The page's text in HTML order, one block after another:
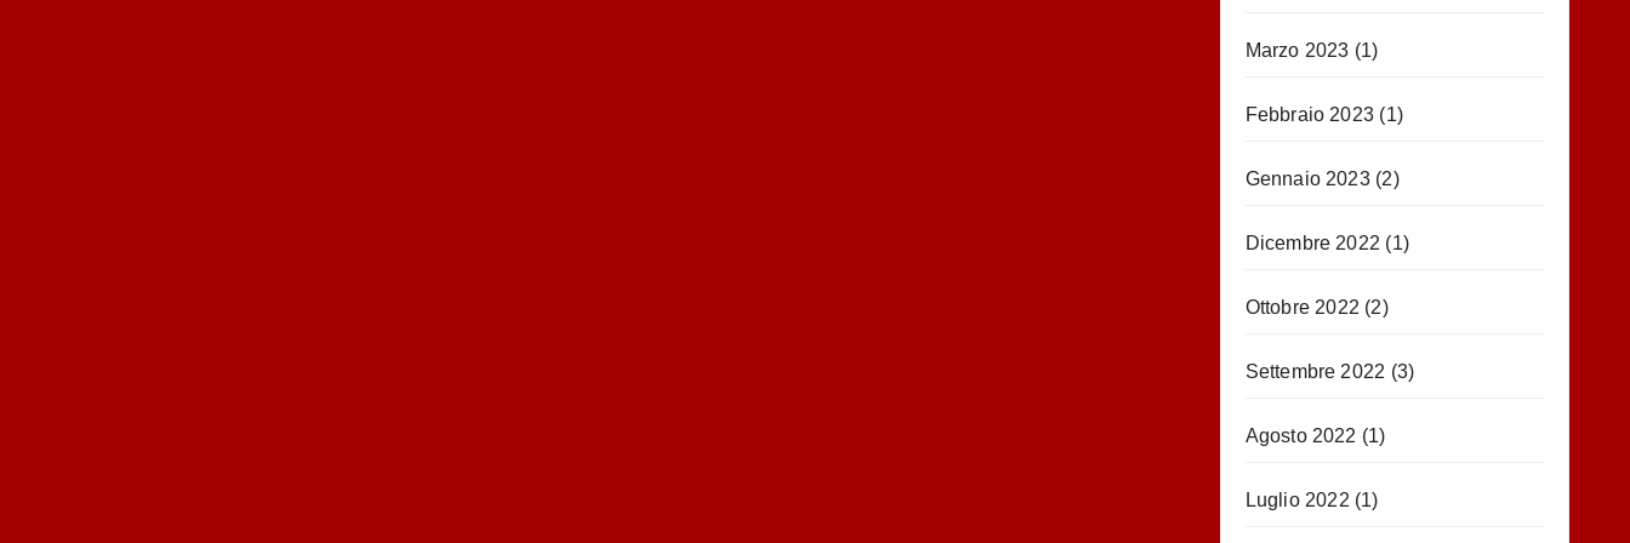
Marzo 2023 (1)
Febbraio 2023 (1)
Gennaio 2023(2)
Dicembre 2022 (1)
Ottobre 2022 (2)
Settembre 2022 (3)
Agosto 2022 (1)
Luglio 2022 (1)